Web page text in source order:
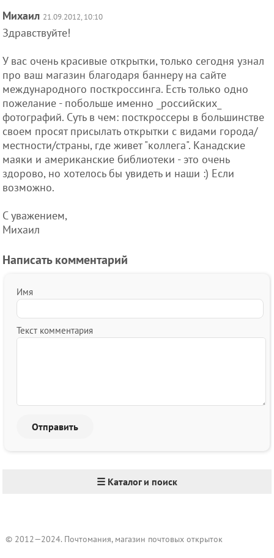
Михаил 21.09.2012, 10:10
Здравствуйте!
У вас очень красивые открытки, только сегодня узнал
про ваш магазин благодаря баннеру на сайте
международного посткроссинга. Есть только одно
пожелание - побольше именно _российских_
фотографий. Суть в чем: посткроссеры в большинстве
своем просят присылать открытки с видами города/
местности/страны, где живет "коллега". Канадские
маяки и американские библиотеки - это очень
здорово, но хотелось бы увидеть и наши :) Если
возможно.
С уважением,
Михаил
Написать комментарий
Имя
Текст комментария
☰ Каталог и поиск
© 2012—2024. Почтомания, магазин почтовых открыток